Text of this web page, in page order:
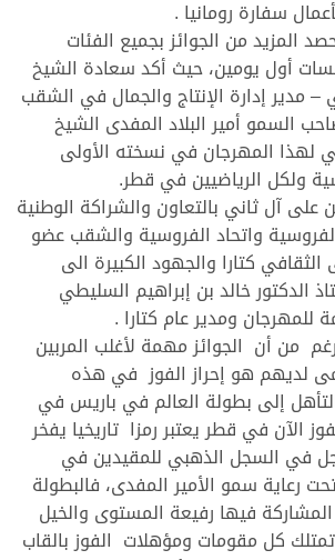
سفارة رومانيا .
المزيد من الجوائز بجميع الفئات
أول يومين، حيث أكد سعادة الشيخ
مدير إدارة الإنتاج والجمال في الشقب
السمو أمير البلاد المفدى الشيخ
لهذا المهرجان في نسخته الأولى
ولكل الرياضيين في قطر.
آل ثاني بالتعاون والشراكة الوطنية
واتحاد الفروسية والشقب عضو
كتارا والجهود الكبيرة الى
الدكتور خالد بن إبراهيم السليطي
للمهرجان ومدير عام كتارا .
من أن الجوائز مهمة لأغلب المربين
لديهم هو إحراز الفوز في هذه
إلى بطولة العالم في باريس في
الآن في قطر يعتبر رمزا تاريخيا يفخر
في السجل الذهبي للمقيدين في
رعاية سمو الأمير المفدى، فالبطولة
فيها رفيعة المستوى والخيل
كل مقومات ومؤهلات الفوز بالقاب